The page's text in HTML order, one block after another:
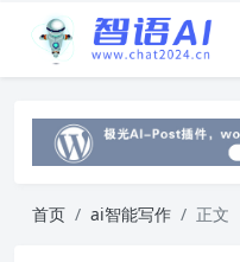
首页 ai智能写作 正文